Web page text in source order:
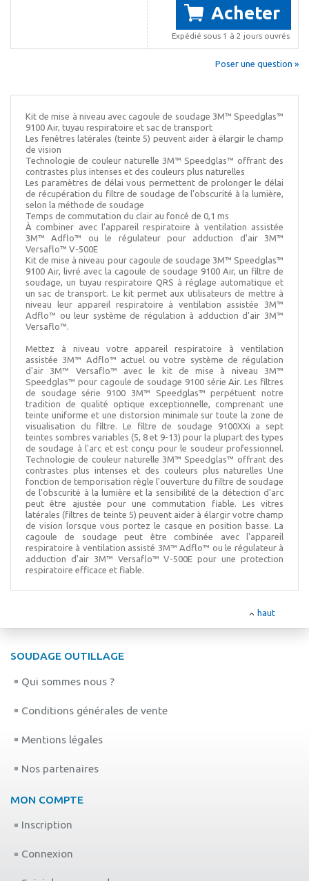
Acheter
Expédié sous 1 à 2 jours ouvrés
Poser une question »
Kit de mise à niveau avec cagoule de soudage 3M™ Speedglas™
9100 Air, tuyau respiratoire et sac de transport
Les fenêtres latérales (teinte 5) peuvent aider à élargir le champ
de vision
Technologie de couleur naturelle 3M™ Speedglas™ offrant des
contrastes plus intenses et des couleurs plus naturelles
Les paramètres de délai vous permettent de prolonger le délai
de récupération du filtre de soudage de l'obscurité à la lumière,
selon la méthode de soudage
Temps de commutation du clair au foncé de 0,1 ms
À combiner avec l'appareil respiratoire à ventilation assistée
3M™ Adflo™ ou le régulateur pour adduction d'air 3M™
Versaflo™ V-500E
Kit de mise à niveau pour cagoule de soudage 3M™ Speedglas™
9100 Air, livré avec la cagoule de soudage 9100 Air, un filtre de
soudage, un tuyau respiratoire QRS à réglage automatique et
un sac de transport. Le kit permet aux utilisateurs de mettre à
niveau leur appareil respiratoire à ventilation assistée 3M™
Adflo™ ou leur système de régulation à adduction d'air 3M™
Versaflo™.
Mettez à niveau votre appareil respiratoire à ventilation
assistée 3M™ Adflo™ actuel ou votre système de régulation
d'air 3M™ Versaflo™ avec le kit de mise à niveau 3M™
Speedglas™ pour cagoule de soudage 9100 série Air. Les filtres
de soudage série 9100 3M™ Speedglas™ perpétuent notre
tradition de qualité optique exceptionnelle, comprenant une
teinte uniforme et une distorsion minimale sur toute la zone de
visualisation du filtre. Le filtre de soudage 9100XXi a sept
teintes sombres variables (5, 8 et 9-13) pour la plupart des types
de soudage à l'arc et est conçu pour le soudeur professionnel.
Technologie de couleur naturelle 3M™ Speedglas™ offrant des
contrastes plus intenses et des couleurs plus naturelles Une
fonction de temporisation règle l'ouverture du filtre de soudage
de l'obscurité à la lumière et la sensibilité de la détection d'arc
peut être ajustée pour une commutation fiable. Les vitres
latérales (filtres de teinte 5) peuvent aider à élargir votre champ
de vision lorsque vous portez le casque en position basse. La
cagoule de soudage peut être combinée avec l'appareil
respiratoire à ventilation assisté 3M™ Adflo™ ou le régulateur à
adduction d'air 3M™ Versaflo™ V-500E pour une protection
respiratoire efficace et fiable.
haut
SOUDAGE OUTILLAGE
Qui sommes nous ?
Conditions générales de vente
Mentions légales
Nos partenaires
MON COMPTE
Inscription
Connexion